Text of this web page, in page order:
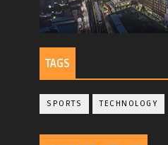
TAGS
SPORTS TECHNOLOGY